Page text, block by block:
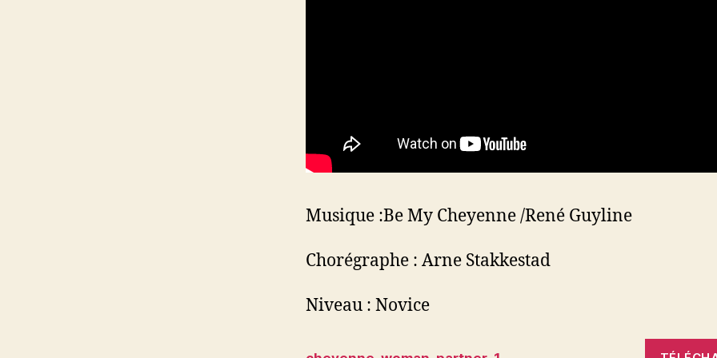
Musique :Be My Cheyenne /René Guyline
Chorégraphe : Arne Stakkestad
Niveau : Novice